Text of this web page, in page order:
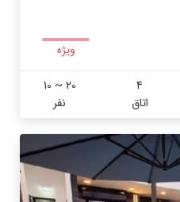
ویژه
4
اتاق
10 ~ 20
نفر